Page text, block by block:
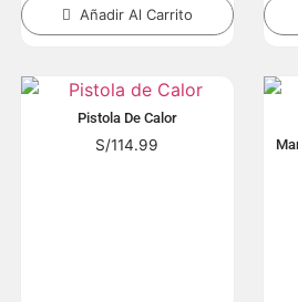
Añadir Al Carrito
Pistola De Calor
S/114.99